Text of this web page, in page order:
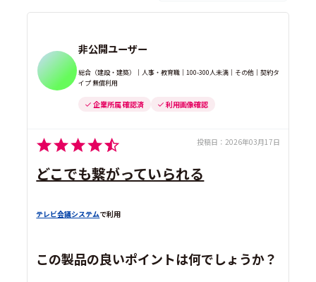
非公開ユーザー
総合（建設・建築）｜人事・教育職｜100-300人未満｜その他｜契約タ
イプ 無償利用
企業所属 確認済 利用画像確認
投稿日： 2026年03月17日
どこでも繋がっていられる
テレビ会議システムで利用
この製品の良いポイントは何でしょうか？